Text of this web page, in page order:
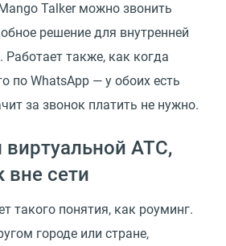
Talker можно звонить
решение для внутренней
также, как когда
по WhatsApp — у обоих есть
за звонок платить не нужно.
АТС,
вне сети
такого понятия, как роуминг.
городе или стране,